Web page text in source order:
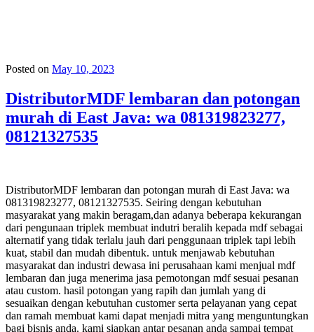
Posted on May 10, 2023
DistributorMDF lembaran dan potongan
murah di East Java: wa 081319823277,
08121327535
DistributorMDF lembaran dan potongan murah di East Java: wa
081319823277, 08121327535. Seiring dengan kebutuhan
masyarakat yang makin beragam,dan adanya beberapa kekurangan
dari pengunaan triplek membuat indutri beralih kepada mdf sebagai
alternatif yang tidak terlalu jauh dari penggunaan triplek tapi lebih
kuat, stabil dan mudah dibentuk. untuk menjawab kebutuhan
masyarakat dan industri dewasa ini perusahaan kami menjual mdf
lembaran dan juga menerima jasa pemotongan mdf sesuai pesanan
atau custom. hasil potongan yang rapih dan jumlah yang di
sesuaikan dengan kebutuhan customer serta pelayanan yang cepat
dan ramah membuat kami dapat menjadi mitra yang menguntungkan
bagi bisnis anda. kami siapkan antar pesanan anda sampai tempat